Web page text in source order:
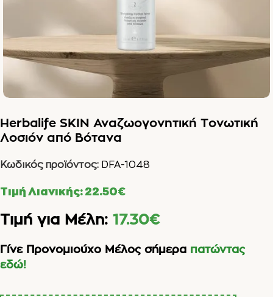
Herbalife SKIN Αναζωογονητική Τονωτική
Λοσιόν από Βότανα
Κωδικός προϊόντος: DFA-1048
Τιμή Λιανικής: 22.50€
Τιμή για Μέλη: 17.30€
Γίνε Προνομιούχο Μέλος σήμερα πατώντας
εδώ!